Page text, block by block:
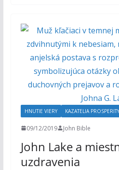
HNUTIE VIERY KAZATELIA PROSPERITY
09/12/2019 John Bible
John Lake a
uzdravenia